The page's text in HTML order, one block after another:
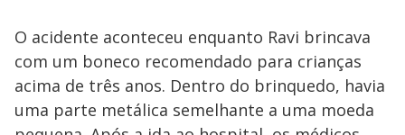
O acidente aconteceu enquanto Ravi brincava
com um boneco recomendado para crianças
acima de três anos. Dentro do brinquedo, havia
uma parte metálica semelhante a uma moeda